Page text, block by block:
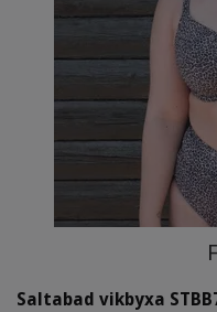
Saltabad vikbyxa